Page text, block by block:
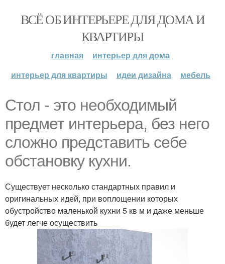
ВСЁ ОБ ИНТЕРЬЕРЕ ДЛЯ ДОМА И
КВАРТИРЫ
главная
интерьер для дома
интерьер для квартиры
идеи дизайна мебель
Стол - это необходимый
предмет интерьера, без него
сложно представить себе
обстановку кухни.
Существует несколько стандартных правил и
оригинальных идей, при воплощении которых
обустройство маленькой кухни 5 кв м и даже меньше
будет легче осуществить